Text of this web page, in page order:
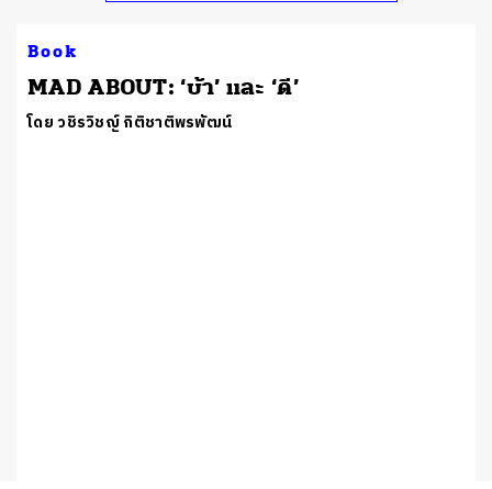
Book
MAD ABOUT: ‘บ้า’ และ ‘ดี’
โดย วชิรวิชญ์ กิติชาติพรพัฒน์